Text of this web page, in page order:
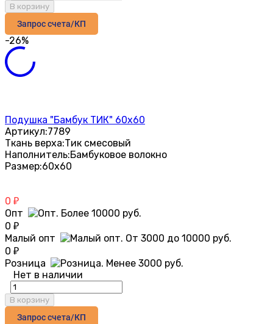
В корзину
Запрос счета/КП
-26%
Подушка "Бамбук ТИК" 60х60
Артикул:7789
Ткань верха:Тик смесовый
Наполнитель:Бамбуковое волокно
Размер:60х60
0 ₽
Опт
0 ₽
Малый опт
0 ₽
Розница
Нет в наличии
В корзину
Запрос счета/КП